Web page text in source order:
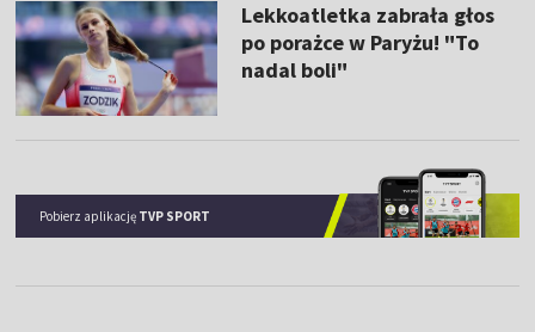
Lekkoatletka zabrała głos
po porażce w Paryżu! "To
nadal boli"
Pobierz aplikację TVP SPORT